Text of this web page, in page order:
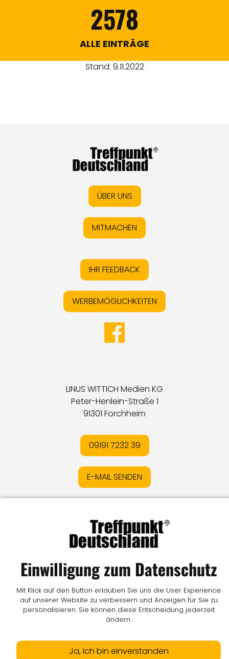
2578
ALLE EINTRÄGE
Stand: 9.11.2022
ÜBER UNS
MITMACHEN
IHR FEEDBACK
WERBEMÖGLICHKEITEN
LINUS WITTICH Medien KG
Peter-Henlein-Straße 1
91301 Forchheim
09191 7232 39
E-MAIL SENDEN
DatenschutzIOnline-Streitschlichtung
MediadatenIKontaktIVertrag widerrufen
© LW Medien GmbH
Einwilligung zum Datenschutz
Mit Klick auf den Button erlauben Sie uns die User Experience
auf unserer Website zu verbessern und Anzeigen für Sie zu
personalisieren. Sie können diese Entscheidung jederzeit
ändern.
Ja, ich bin einverstanden